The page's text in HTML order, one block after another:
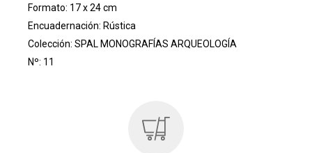
Formato: 17 x 24 cm
Encuadernación: Rústica
Colección: SPAL MONOGRAFÍAS ARQUEOLOGÍA
Nº: 11